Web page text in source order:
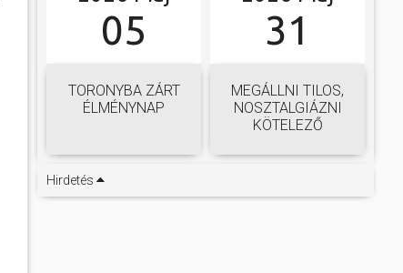
05
TORONYBA ZÁRT
ÉLMÉNYNAP
31
MEGÁLLNI TILOS,
NOSZTALGIÁZNI
KÖTELEZŐ
Hirdetés